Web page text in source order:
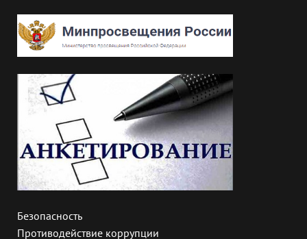
Безопасность
Противодействие коррупции